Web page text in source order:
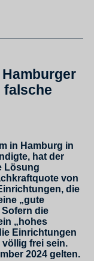
falsche
in Hamburg in
hat der
Lösung
von
die
„gute
die
„hohes
Einrichtungen
völlig frei sein.
2024 gelten.